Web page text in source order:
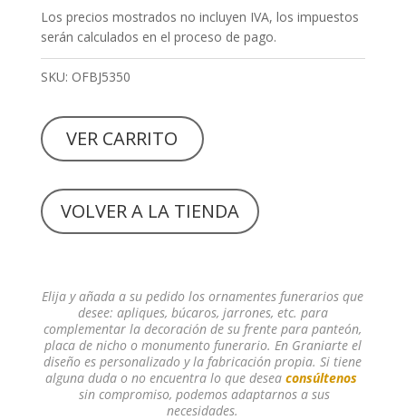
Los precios mostrados no incluyen IVA, los impuestos
serán calculados en el proceso de pago.
SKU: OFBJ5350
VER CARRITO
VOLVER A LA TIENDA
Elija y añada a su pedido los ornamentes funerarios que
desee: apliques, búcaros, jarrones, etc. para
complementar la decoración de su frente para panteón,
placa de nicho o monumento funerario. En Graniarte el
diseño es personalizado y la fabricación propia. Si tiene
alguna duda o no encuentra lo que desea consúltenos
sin compromiso, podemos adaptarnos a sus
necesidades.